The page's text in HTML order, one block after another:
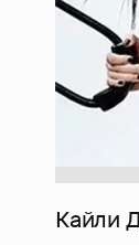
Кайли